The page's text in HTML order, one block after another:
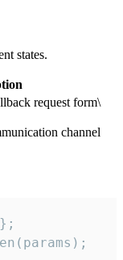
states.
request form\
channel